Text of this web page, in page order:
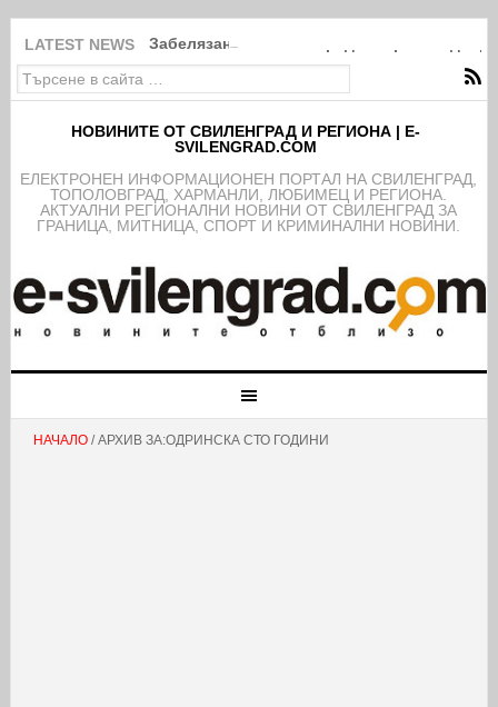
LATEST NEWS Забелязано в Свиленград: Покрити в
НОВИНИТЕ ОТ СВИЛЕНГРАД И РЕГИОНА | E-
SVILENGRAD.COM
EЛЕКТРОНЕН ИНФОРМАЦИОНЕН ПОРТАЛ НА СВИЛЕНГРАД,
ТОПОЛОВГРАД, ХАРМАНЛИ, ЛЮБИМЕЦ И РЕГИОНА.
АКТУАЛНИ РЕГИОНАЛНИ НОВИНИ ОТ СВИЛЕНГРАД ЗА
ГРАНИЦА, МИТНИЦА, СПОРТ И КРИМИНАЛНИ НОВИНИ.
НАЧАЛО/ АРХИВ ЗА:ОДРИНСКА СТО ГОДИНИ